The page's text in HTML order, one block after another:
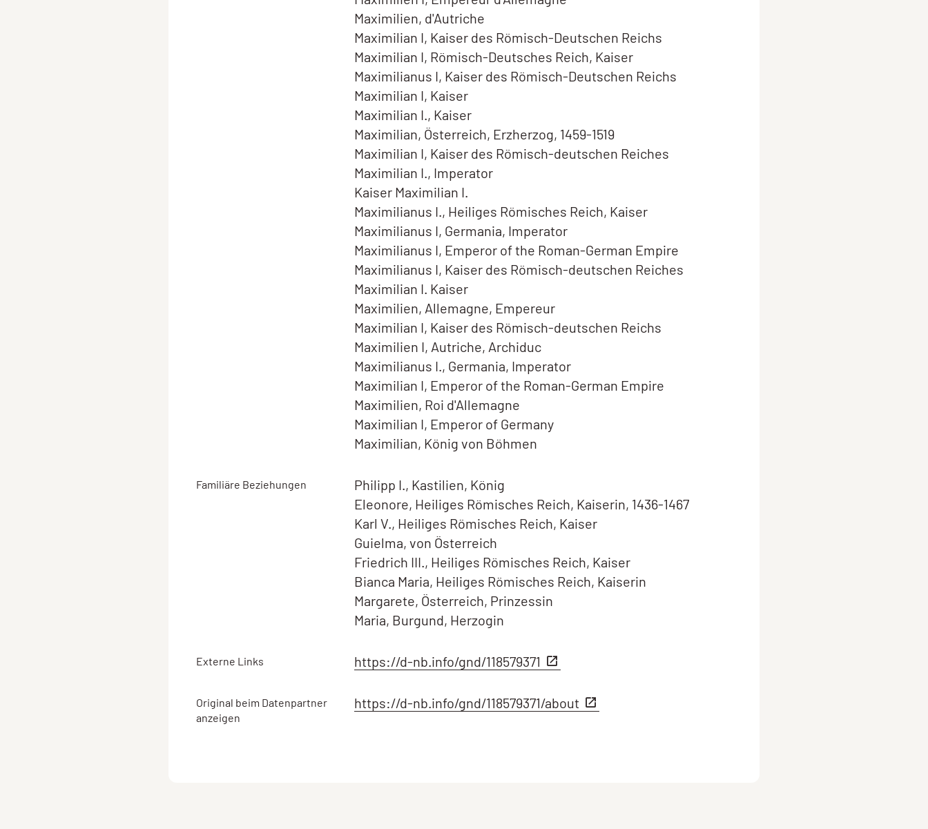
Maximilien, d'Autriche
Maximilian I, Kaiser des Römisch-Deutschen Reichs
Maximilian I, Römisch-Deutsches Reich, Kaiser
Maximilianus I, Kaiser des Römisch-Deutschen Reichs
Maximilian I, Kaiser
Maximilian I., Kaiser
Maximilian, Österreich, Erzherzog, 1459-1519
Maximilian I, Kaiser des Römisch-deutschen Reiches
Maximilian I., Imperator
Kaiser Maximilian I.
Maximilianus I., Heiliges Römisches Reich, Kaiser
Maximilianus I, Germania, Imperator
Maximilianus I, Emperor of the Roman-German Empire
Maximilianus I, Kaiser des Römisch-deutschen Reiches
Maximilian I. Kaiser
Maximilien, Allemagne, Empereur
Maximilian I, Kaiser des Römisch-deutschen Reichs
Maximilien I, Autriche, Archiduc
Maximilianus I., Germania, Imperator
Maximilian I, Emperor of the Roman-German Empire
Maximilien, Roi d'Allemagne
Maximilian I, Emperor of Germany
Maximilian, König von Böhmen
Familiäre Beziehungen
Philipp I., Kastilien, König
Eleonore, Heiliges Römisches Reich, Kaiserin, 1436-1467
Karl V., Heiliges Römisches Reich, Kaiser
Guielma, von Österreich
Friedrich III., Heiliges Römisches Reich, Kaiser
Bianca Maria, Heiliges Römisches Reich, Kaiserin
Margarete, Österreich, Prinzessin
Maria, Burgund, Herzogin
Externe Links https://d-nb.info/gnd/118579371
Original beim Datenpartner
anzeigen
https://d-nb.info/gnd/118579371/about